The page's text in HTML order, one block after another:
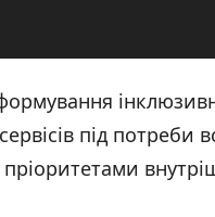
під потреби